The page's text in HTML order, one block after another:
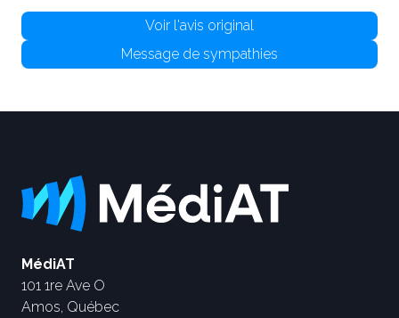
Voir l'avis original
Message de sympathies
MédiAT
101 1re Ave O
Amos, Québec